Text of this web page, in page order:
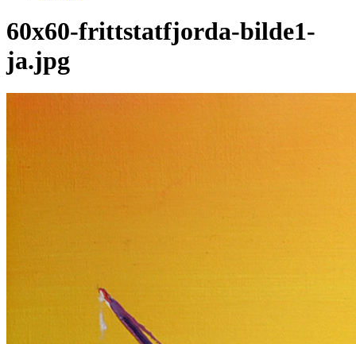
60x60-frittstatfjorda-bilde1-
ja.jpg